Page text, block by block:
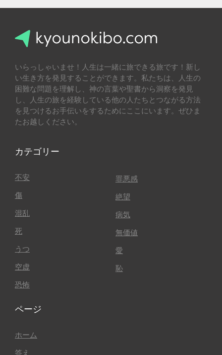
いらっしゃいませ！人生は一緒に旅できる旅です！新し
い生き方を発見することができます。私たちは、人生の
困難な問題を理解し、神の言葉や聖書から洞察を発見
し、人生の旅を経験している他の人たちとつながる方法
を見つけるお手伝いをするためにここにいます。ぜひま
たお越しください。
カテゴリー
不安
傷
混乱
死
うつ
空虚
恐怖
罪悪感
絶望
病気
無価値
愛
恥
ページ
ホーム